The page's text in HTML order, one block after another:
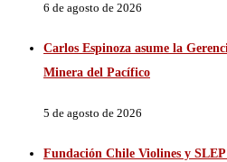
6 de agosto de 2026
Carlos Espinoza asume la
Minera del Pacífico
5 de agosto de 2026
Fundación Chile Violines y